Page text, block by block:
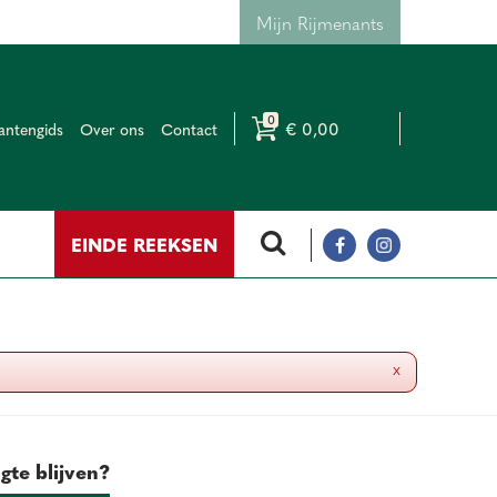
Mijn Rijmenants
Over ons Contact € 0,00
EINDE REEKSEN
x
blijven?